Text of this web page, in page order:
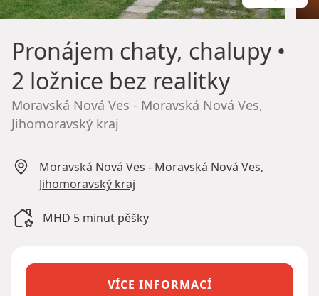
Pronájem chaty, chalupy•
2 ložnice bez realitky
Moravská Nová Ves - Moravská Nová Ves,
Jihomoravský kraj
Moravská Nová Ves - Moravská Nová Ves,
Jihomoravský kraj
MHD 5 minut pěšky
VÍCE INFORMACÍ